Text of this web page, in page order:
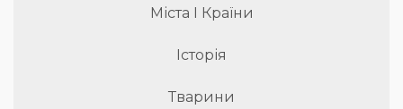
Міста І Країни
Історія
Тварини